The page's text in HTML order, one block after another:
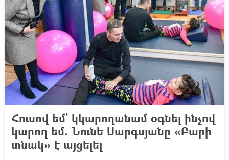
Հուսով եմ` կկարողանամ օգնել ինչով
կարող եմ. Նունե Սարգսյանը «Բարի
տնակ» է այցելել